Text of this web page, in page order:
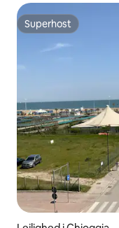
Superhost
Superhost